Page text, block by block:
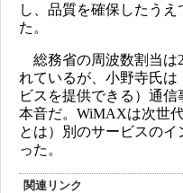
し、品質を確保したう
た。
総務省の周波数割当は
れているが、小野寺氏
ビスを提供できる）通
本音だ。WiMAXは次世
とは）別のサービスの
った。
関連リンク